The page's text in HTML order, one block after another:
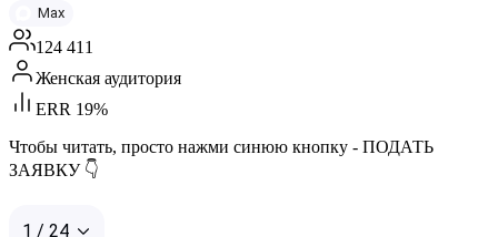
Max
124 411
Женская аудитория
ERR 19%
Чтобы читать, просто нажми синюю кнопку - ПОДАТЬ
ЗАЯВКУ 👇
1 / 24